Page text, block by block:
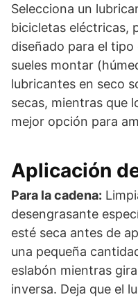
Selecciona un
bicicletas eléctricas,
diseñado para el
sueles montar
lubricantes en seco
secas, mientras que
mejor opción para
Aplicación
Para la cadena:
desengrasante
esté seca antes de
una pequeña
eslabón mientras
inversa. Deja que el